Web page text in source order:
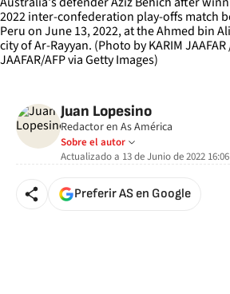
Juan Lopesino
Redactor en As América
Sobre el autor
Actualizado a 13 de Junio de 2022 16:06
Preferir AS en Google